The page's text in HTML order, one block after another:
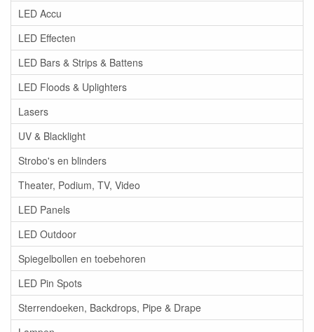
LED Accu
LED Effecten
LED Bars & Strips & Battens
LED Floods & Uplighters
Lasers
UV & Blacklight
Strobo's en blinders
Theater, Podium, TV, Video
LED Panels
LED Outdoor
Spiegelbollen en toebehoren
LED Pin Spots
Sterrendoeken, Backdrops, Pipe & Drape